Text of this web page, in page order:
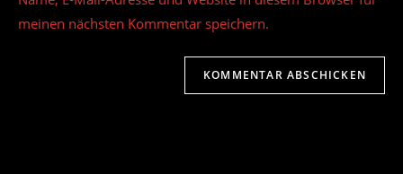
ein
ein
(optional)
meinen nächsten Kommentar speichern.